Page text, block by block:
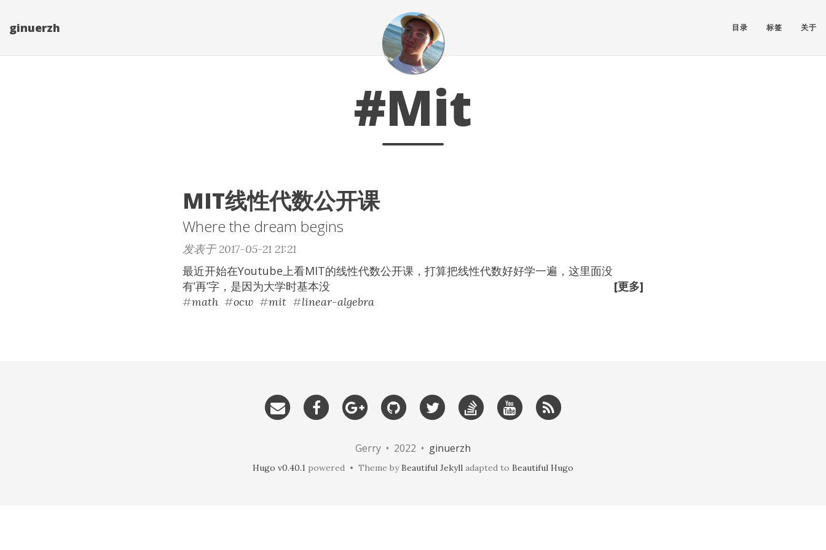
ginuerzh 目录 标签 关于
#Mit
MIT线性代数公开课
Where the dream begins
发表于 2017-05-21 21:21
最近开始在Youtube上看MIT的线性代数公开课，打算把线性代数好好学一遍，这里面没
有’再’字，是因为大学时基本没
[更多]
#math #ocw #mit #linear-algebra
Gerry • 2022 • ginuerzh
Hugo v0.40.1 powered • Theme byBeautiful Jekyll adapted to Beautiful Hugo